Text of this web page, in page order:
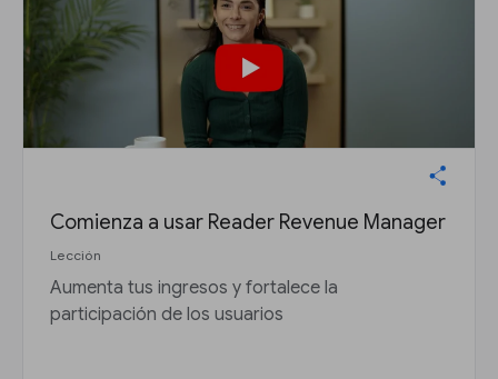
Comienza a usar Reader Revenue Manager
Lección
Aumenta tus ingresos y fortalece la
participación de los usuarios